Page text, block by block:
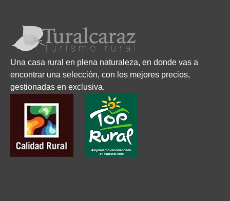
Una casa rural en plena naturaleza, en donde vas a
encontrar una selección, con los mejores precios,
gestionadas en exclusiva.